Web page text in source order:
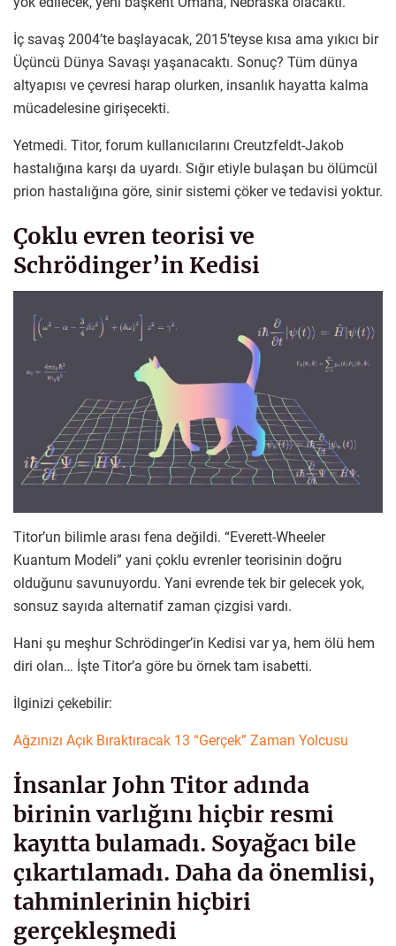
İç savaş 2004’te başlayacak, 2015’teyse kısa ama yıkıcı bir
Üçüncü Dünya Savaşı yaşanacaktı. Sonuç? Tüm dünya
altyapısı ve çevresi harap olurken, insanlık hayatta kalma
mücadelesine girişecekti.
Yetmedi. Titor, forum kullanıcılarını Creutzfeldt-Jakob
hastalığına karşı da uyardı. Sığır etiyle bulaşan bu ölümcül
prion hastalığına göre, sinir sistemi çöker ve tedavisi yoktur.
Çoklu evren teorisi ve
Schrödinger’in Kedisi
Titor’un bilimle arası fena değildi. “Everett-Wheeler
Kuantum Modeli” yani çoklu evrenler teorisinin doğru
olduğunu savunuyordu. Yani evrende tek bir gelecek yok,
sonsuz sayıda alternatif zaman çizgisi vardı.
Hani şu meşhur Schrödinger’in Kedisi var ya, hem ölü hem
diri olan… İşte Titor’a göre bu örnek tam isabetti.
İlginizi çekebilir:
Ağzınızı Açık Bıraktıracak 13 “Gerçek” Zaman Yolcusu
İnsanlar John Titor adında
birinin varlığını hiçbir resmi
kayıtta bulamadı. Soyağacı bile
çıkartılamadı. Daha da önemlisi,
tahminlerinin hiçbiri
gerçekleşmedi